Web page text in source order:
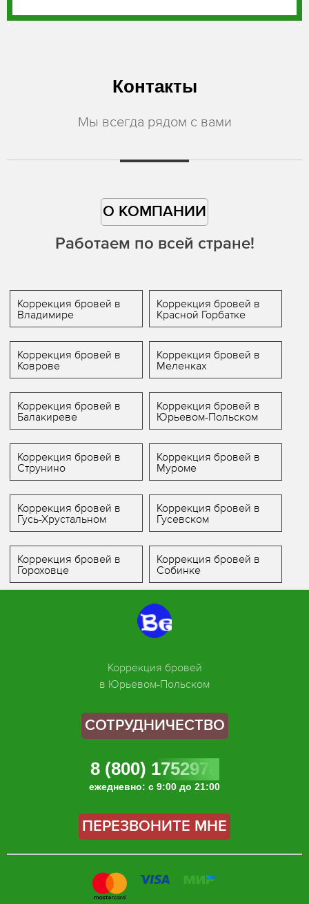
Контакты
Мы всегда рядом с вами
О КОМПАНИИ
Работаем по всей стране!
Коррекция бровей в
Владимире
Коррекция бровей в
Красной Горбатке
Коррекция бровей в
Коврове
Коррекция бровей в
Меленках
Коррекция бровей в
Балакиреве
Коррекция бровей в
Юрьевом-Польском
Коррекция бровей в
Струнино
Коррекция бровей в
Муроме
Коррекция бровей в
Гусь-Хрустальном
Коррекция бровей в
Гусевском
Коррекция бровей в
Гороховце
Коррекция бровей в
Собинке
Коррекция бровей
в Юрьевом-Польском
СОТРУДНИЧЕСТВО
8 (800) 1752978
ежедневно: с 9:00 до 21:00
ПЕРЕЗВОНИТЕ МНЕ